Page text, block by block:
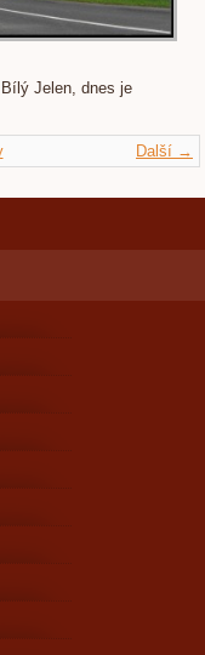
Jelen, dnes je
Další →